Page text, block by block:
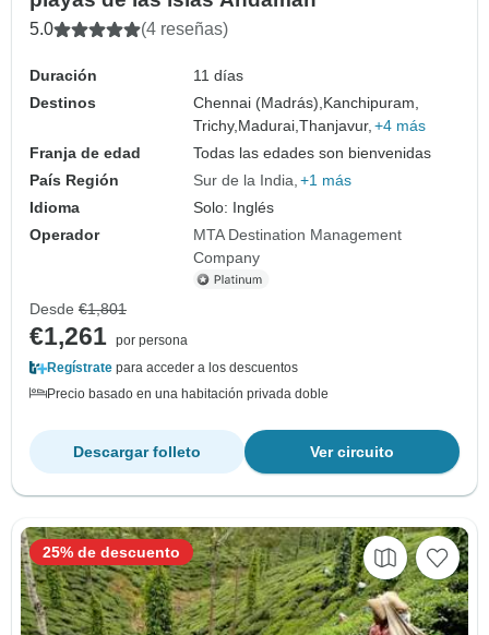
5.0 (4 reseñas)
Duración
11 días
Destinos
Chennai (Madrás), Kanchipuram,
Trichy, Madurai,Thanjavur, +4 más
Franja de edad
Todas las edades son bienvenidas
País Región
Sur de la India +1 más
Idioma
Solo: Inglés
Operador
MTA Destination Management
Company
Desde €1,801
€1,261 por persona
Regístrate para acceder a los descuentos
Precio basado en una habitación privada doble
Ver circuito
Descargar folleto
25% de descuento